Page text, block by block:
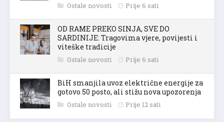
Ostale novosti Prije 6 sati
OD RAME PREKO SINJA, SVE DO
SARDINIJE: Tragovima vjere, povijesti i
viteške tradicije
Ostale novosti Prije 6 sati
BiH smanjila uvoz električne energije za
gotovo 50 posto, ali stižu nova upozorenja
Ostale novosti Prije 12 sati